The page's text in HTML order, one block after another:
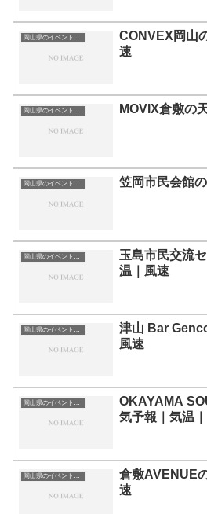
岡山県のイベント会場一覧
CONVEX岡山
速
岡山県のイベント会場一覧 MOVIX倉敷の
岡山県のイベント会場一覧 笠岡市民会館
岡山県のイベント会場一覧
玉島市民交流
温｜風速
岡山県のイベント会場一覧
津山 Bar
風速
OKAYAMA
気予報｜気温
倉敷AVENUE
速